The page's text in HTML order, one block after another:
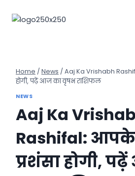
Home / News / Aaj Ka Vrishabh
होगी, पढ़ें आज का वृषभ राशिफल
NEWS
Aaj Ka
Rashifal:
प्रशंसा होगी,